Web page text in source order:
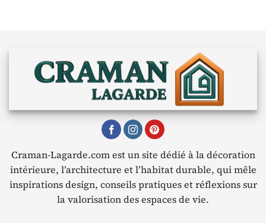
Craman-Lagarde.com est un site dédié à la décoration
intérieure, l’architecture et l’habitat durable, qui mêle
inspirations design, conseils pratiques et réflexions sur
la valorisation des espaces de vie.